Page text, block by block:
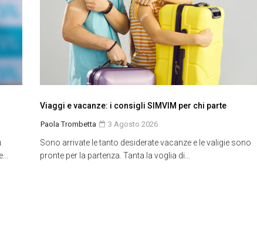
Viaggi e vacanze: i consigli SIMVIM per chi parte
Paola Trombetta 3 Agosto 2026
Sono arrivate le tanto desiderate vacanze e le valigie sono
pronte per la partenza. Tanta la voglia di...